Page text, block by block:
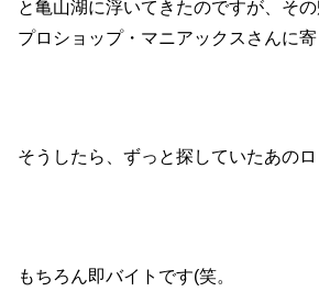
と亀山湖に浮いてきたのですが、そ
プロショップ・マニアックスさんに寄
そうしたら、ずっと探していたあのロ
もちろん即バイトです(笑。